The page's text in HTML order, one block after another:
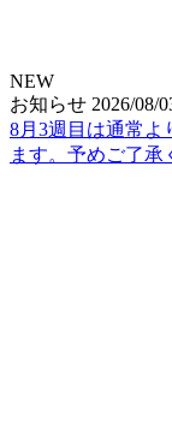
NEW
お知らせ 2026/08/
8月3週目は通常よ
ます。予めご了承